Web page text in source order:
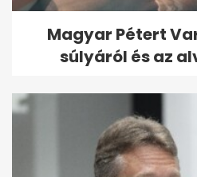
Magyar Pétert
súlyáról és az